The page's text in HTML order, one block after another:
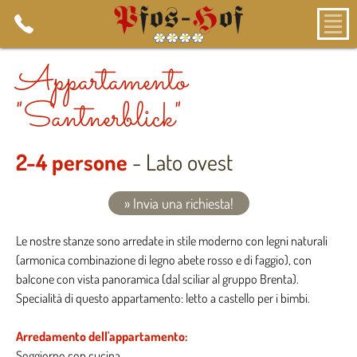
Appartamento
"Santnerblick"
2-4 persone - Lato ovest
» Invia una richiesta!
Le nostre stanze sono arredate in stile moderno con legni naturali
(armonica combinazione di legno abete rosso e di faggio), con
balcone con vista panoramica (dal sciliar al gruppo Brenta).
Specialità di questo appartamento: letto a castello per i bimbi.
Arredamento dell'appartamento: